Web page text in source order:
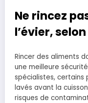
Ne rincez
l’évier,
Rincer des aliments
une meilleure
spécialistes, certains
lavés avant la
risques de